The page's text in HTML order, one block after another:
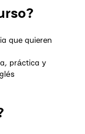
que quieren
práctica y